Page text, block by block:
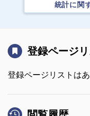
統計に関
登録ページ
登録ページリストは